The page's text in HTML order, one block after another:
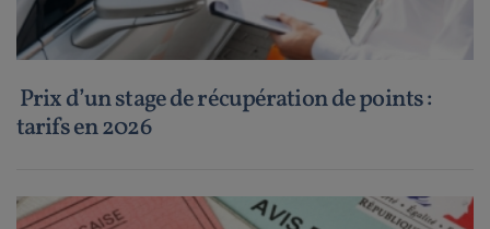
Prix d’un stage de récupération de points :
tarifs en 2026